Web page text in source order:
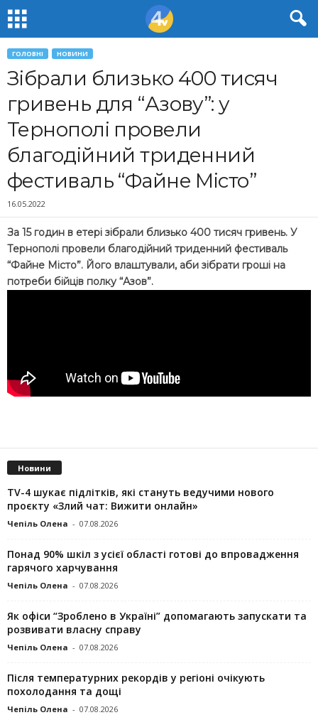
ГОЛОВНІ НОВИНИ
Зібрали близько 400 тисяч
гривень для “Азову”: у
Тернополі провели
благодійний триденний
фестиваль “Файне Місто”
16.05.2022
За 15 годин в етері зібрали близько 400 тисяч гривень. У
Тернополі провели благодійний триденний фестиваль
“Файне Місто”. Його влаштували, аби зібрати гроші на
потреби бійців полку “Азов”.
Новини
TV-4 шукає підлітків, які стануть ведучими нового
проєкту «Злий чат: Вижити онлайн»
Чепіль Олена - 07.08.2026
Понад 90% шкіл з усієї області готові до впровадження
гарячого харчування
Чепіль Олена - 07.08.2026
Як офіси “Зроблено в Україні” допомагають запускaти та
розвивати власну справу
Чепіль Олена - 07.08.2026
Після температурних рекордів у регіоні очікують
похолодання та дощі
Чепіль Олена - 07.08.2026